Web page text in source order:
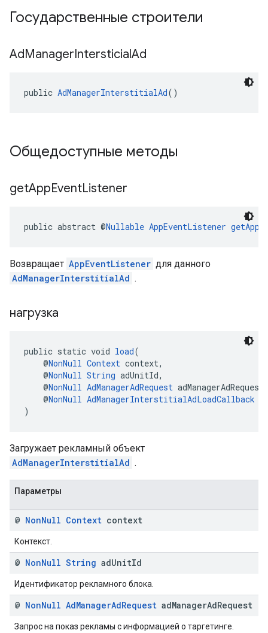
Государственные строители
AdManagerIntersticialAd
public AdManagerInterstitialAd()
Общедоступные методы
getAppEventListener
public abstract @Nullable AppEventListener
Возвращает AppEventListener для данного
AdManagerInterstitialAd .
нагрузка
public static void load(
@NonNull Context context,
@NonNull String adUnitId,
@NonNull AdManagerAdRequest adManagerAdRequest,
@NonNull AdManagerInterstitialAdLoadCallback
)
Загружает рекламный объект
AdManagerInterstitialAd .
Параметры
@ NonNull Context context
Контекст.
@ NonNull String adUnitId
Идентификатор рекламного блока.
@ NonNull AdManagerAdRequest adManagerAdRequest
Запрос на показ рекламы с информацией о таргетинге.